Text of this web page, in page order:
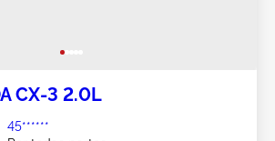
CX-3 2.0L
45******